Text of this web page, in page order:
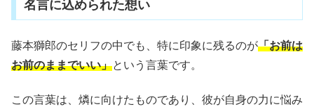
名言に込められた想い
藤本獅郎のセリフの中でも、特に印象に残るのが「お前は
お前のままでいい」という言葉です。
この言葉は、燐に向けたものであり、彼が自身の力に悩み